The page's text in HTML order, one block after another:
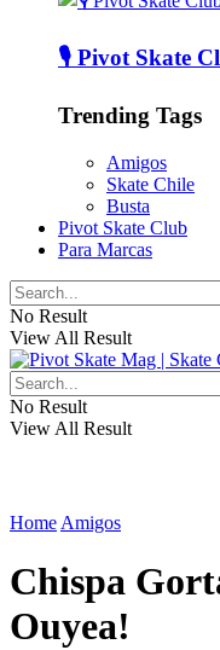
🎙️ Pivot Skate
Trending Tags
Amigos
Skate Chile
Busta
Pivot Skate Club
Para Marcas
No Result
View All Result
No Result
View All Result
Home Amigos
Chispa
Ouyea!